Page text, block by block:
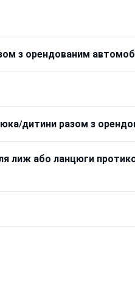
з орендованим
дитини разом з
лиж або ланцюги